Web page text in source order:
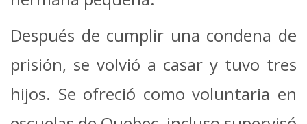
Después de cumplir una condena de
prisión, se volvió a casar y tuvo tres
hijos. Se ofreció como voluntaria en